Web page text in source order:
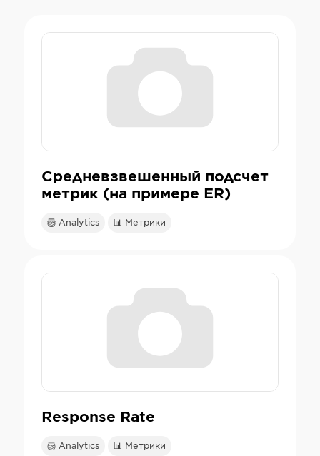
Средневзвешенный подсчет
метрик (на примере ER)
Analytics 📊 Метрики
Response Rate
Analytics 📊 Метрики